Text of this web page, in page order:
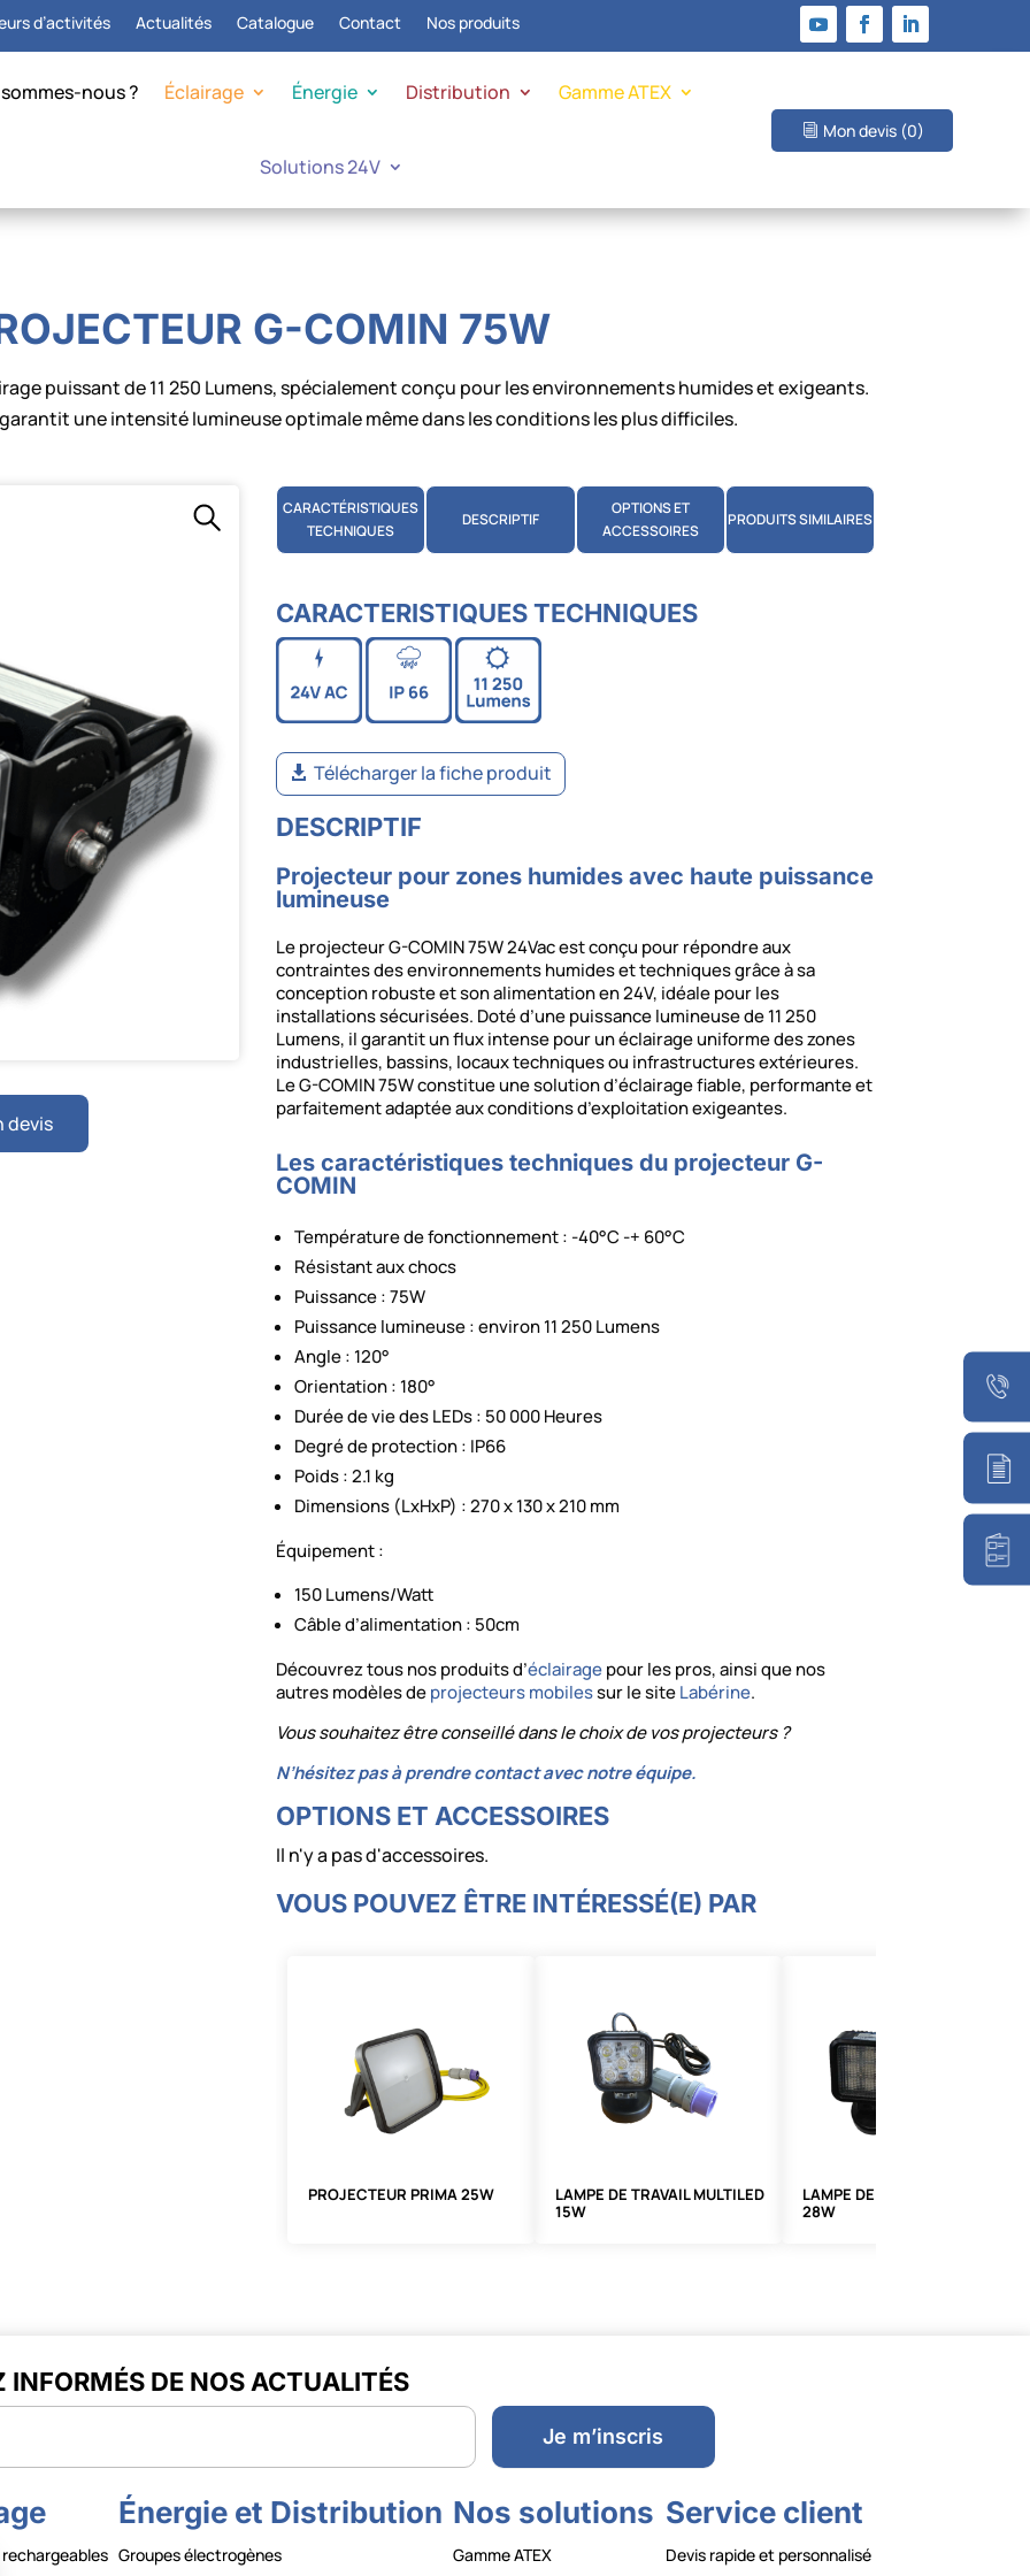
d’activités Actualités Catalogue Contact Nos produits
nous ? Éclairage Énergie Distribution Gamme ATEX
Solutions 24V
Mon devis (0)
G-COMIN 75W
puissant de 11 250 Lumens, spécialement conçu pour les environnements humides et exigeants.
une intensité lumineuse optimale même dans les conditions les plus difficiles.
devis
CARACTÉRISTIQUES
TECHNIQUES
DESCRIPTIF
OPTIONS ET
ACCESSOIRES
PRODUITS SIMILAIRES
CARACTERISTIQUES TECHNIQUES
Télécharger la fiche produit
DESCRIPTIF
Projecteur pour zones humides avec haute puissance
lumineuse
Le projecteur G-COMIN 75W 24Vac est conçu pour répondre aux
contraintes des environnements humides et techniques grâce à sa
conception robuste et son alimentation en 24V, idéale pour les
installations sécurisées. Doté d’une puissance lumineuse de 11 250
Lumens, il garantit un flux intense pour un éclairage uniforme des zones
industrielles, bassins, locaux techniques ou infrastructures extérieures.
Le G-COMIN 75W constitue une solution d’éclairage fiable, performante et
parfaitement adaptée aux conditions d’exploitation exigeantes.
Les caractéristiques techniques du projecteur G-
COMIN
Température de fonctionnement : -40°C -+ 60°C
Résistant aux chocs
Puissance : 75W
Puissance lumineuse : environ 11 250 Lumens
Angle : 120°
Orientation : 180°
Durée de vie des LEDs : 50 000 Heures
Degré de protection : IP66
Poids : 2.1 kg
Dimensions (LxHxP) : 270 x 130 x 210 mm
Équipement :
150 Lumens/Watt
Câble d’alimentation : 50cm
Découvrez tous nos produits d’éclairagepour les pros, ainsi que nos
autres modèles deprojecteurs mobilessur le siteLabérine.
Vous souhaitez être conseillé dans le choix de vos projecteurs ?
N’hésitez pas à prendre contact avec notre équipe.
OPTIONS ET ACCESSOIRES
Il n'y a pas d'accessoires.
VOUS POUVEZ ÊTRE INTÉRESSÉ(E) PAR
PROJECTEUR PRIMA 25W
LAMPE DE TRAVAIL MULTILED
15W
LAMPE DE TRAVAIL MULTILED
28W
INFORMÉS DE NOS ACTUALITÉS
Je m’inscris
rechargeables
Énergie et Distribution
Groupes électrogènes
Nos solutions
Gamme ATEX
Service client
Devis rapide et personnalisé